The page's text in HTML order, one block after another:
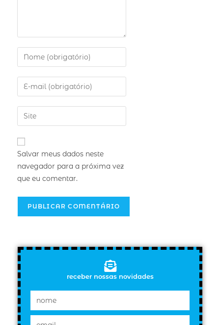
Salvar meus dados neste
navegador para a próxima vez
que eu comentar.
receber nossas novidades